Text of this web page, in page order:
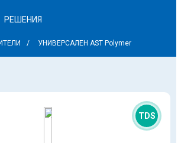
РЕШЕНИЯ
УНИВЕРСАЛЕН AST Polymer
TDS